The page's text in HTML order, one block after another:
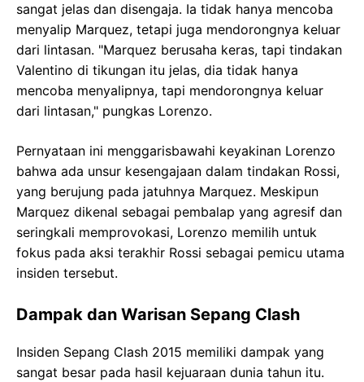
sangat jelas dan disengaja. Ia tidak hanya mencoba
menyalip Marquez, tetapi juga mendorongnya keluar
dari lintasan. "Marquez berusaha keras, tapi tindakan
Valentino di tikungan itu jelas, dia tidak hanya
mencoba menyalipnya, tapi mendorongnya keluar
dari lintasan," pungkas Lorenzo.
Pernyataan ini menggarisbawahi keyakinan Lorenzo
bahwa ada unsur kesengajaan dalam tindakan Rossi,
yang berujung pada jatuhnya Marquez. Meskipun
Marquez dikenal sebagai pembalap yang agresif dan
seringkali memprovokasi, Lorenzo memilih untuk
fokus pada aksi terakhir Rossi sebagai pemicu utama
insiden tersebut.
Dampak dan Warisan Sepang Clash
Insiden Sepang Clash 2015 memiliki dampak yang
sangat besar pada hasil kejuaraan dunia tahun itu.